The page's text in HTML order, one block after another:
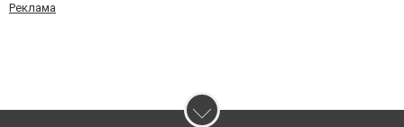
Реклама